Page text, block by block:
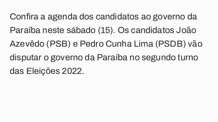
Confira a agenda dos candidatos ao governo da
Paraíba neste sábado (15). Os candidatos João
Azevêdo (PSB) e Pedro Cunha Lima (PSDB) vão
disputar o governo da Paraíba no segundo turno
das Eleições 2022.